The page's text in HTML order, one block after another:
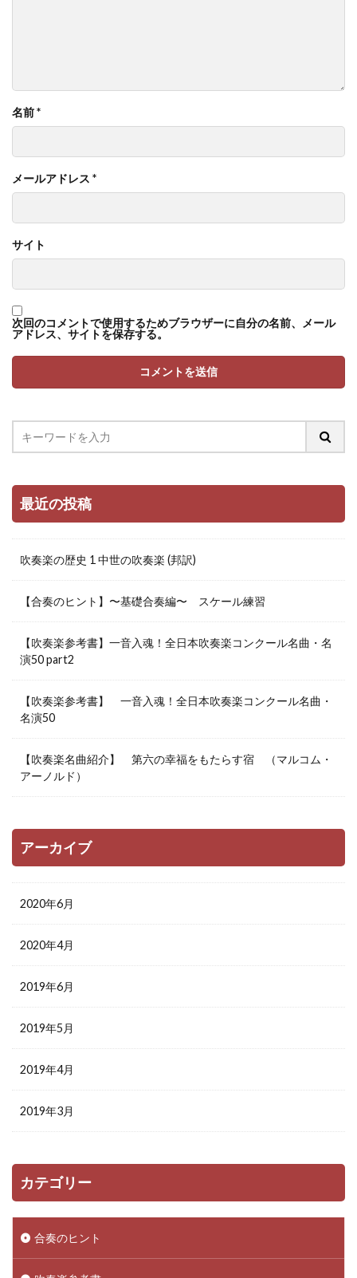
名前*
メールアドレス *
サイト
次回のコメントで使用するためブラウザーに自分の名前、メール
アドレス、サイトを保存する。
最近の投稿
吹奏楽の歴史 1 中世の吹奏楽 (邦訳)
【合奏のヒント】〜基礎合奏編〜 スケール練習
【吹奏楽参考書】一音入魂！全日本吹奏楽コンクール名曲・名
演50 part2
【吹奏楽参考書】 一音入魂！全日本吹奏楽コンクール名曲・
名演50
【吹奏楽名曲紹介】 第六の幸福をもたらす宿 （マルコム・
アーノルド）
アーカイブ
2020年6月
2020年4月
2019年6月
2019年5月
2019年4月
2019年3月
カテゴリー
合奏のヒント